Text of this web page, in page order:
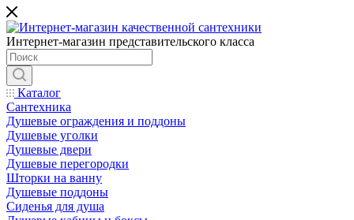
Интернет-магазин представительского класса
Каталог
Сантехника
Душевые ограждения и поддоны
Душевые уголки
Душевые двери
Душевые перегородки
Шторки на ванну
Душевые поддоны
Сиденья для душа